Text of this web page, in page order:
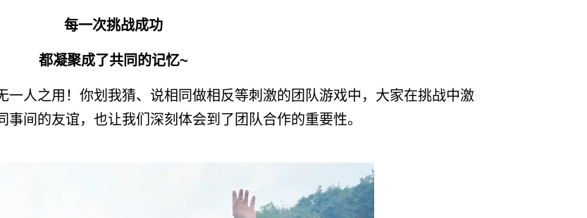
每一次挑战成功
都凝聚成了共同的记忆~
一人之用！你划我猜、说相同做相反等刺激的团队游戏中，大家在挑战中激
间的友谊，也让我们深刻体会到了团队合作的重要性。